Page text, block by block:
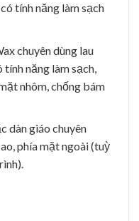
tính năng làm sạch
chuyên dùng lau
năng làm sạch,
nhôm, chống bám
dàn giáo chuyên
phía mặt ngoài (tuỳ